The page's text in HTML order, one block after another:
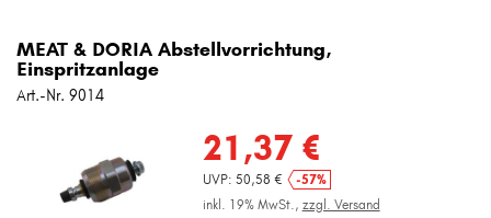
MEAT & DORIA Abstellvorrichtung,
Einspritzanlage
Art.-Nr. 9014
21,37 €
UVP: 50,58 €
-57%
inkl. 19% MwSt., zzgl. Versand